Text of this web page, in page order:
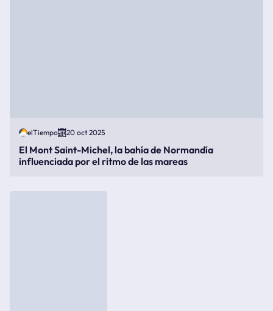
elTiempo 20 oct 2025
El Mont Saint-Michel, la bahía de Normandía
influenciada por el ritmo de las mareas